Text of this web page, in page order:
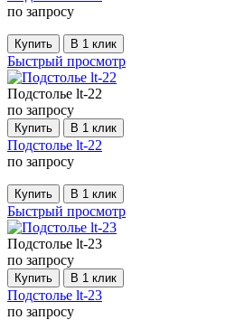
по запросу
Купить В 1 клик
Быстрый просмотр
Подстолье lt-22
по запросу
Купить В 1 клик
Подстолье lt-22
по запросу
Купить В 1 клик
Быстрый просмотр
Подстолье lt-23
по запросу
Купить В 1 клик
Подстолье lt-23
по запросу